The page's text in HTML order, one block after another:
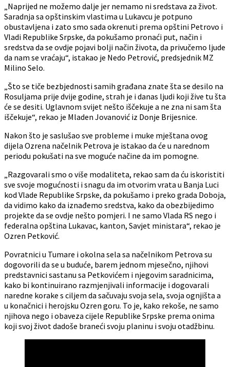
„Naprijed ne možemo dalje jer nemamo ni sredstava za život.
Saradnja sa opštinskim vlastima u Lukavcu je potpuno
obustavljena i zato smo sada okrenuti prema opštini Petrovo i
Vladi Republike Srpske, da pokušamo pronaći put, način i
sredstva da se ovdje pojavi bolji način života, da privučemo ljude
da nam se vraćaju“, istakao je Nedo Petrović, predsjednik MZ
Milino Selo.
„Što se tiče bezbjednosti samih građana znate šta se desilo na
Rosuljama prije dvije godine, strah je i danas ljudi koji žive tu šta
će se desiti. Uglavnom svijet nešto iščekuje a ne zna ni sam šta
iščekuje“, rekao je Mladen Jovanović iz Donje Brijesnice.
Nakon što je saslušao sve probleme i muke mještana ovog
dijela Ozrena načelnik Petrova je istakao da će u narednom
periodu pokušati na sve moguće načine da im pomogne.
„Razgovarali smo o više modaliteta, rekao sam da ću iskoristiti
sve svoje mogućnosti i snagu da im otvorim vrata u Banja Luci
kod Vlade Republike Srpske, da pokušamo i preko grada Doboja,
da vidimo kako da iznađemo sredstva, kako da obezbijedimo
projekte da se ovdje nešto pomjeri. I ne samo Vlada RS nego i
federalna opština Lukavac, kanton, Savjet ministara“, rekao je
Ozren Petković.
Povratnici u Tumare i okolna sela sa načelnikom Petrova su
dogovorili da se u buduće, barem jednom mjesečno, njihovi
predstavnici sastanu sa Petkovićem i njegovim saradnicima,
kako bi kontinuirano razmjenjivali informacije i dogovarali
naredne korake s ciljem da sačuvaju svoja sela, svoja ognjišta a
u konačnici i herojsku Ozren goru. To je, kako rekoše, ne samo
njihova nego i obaveza cijele Republike Srpske prema onima
koji svoj život dadoše braneći svoju planinu i svoju otadžbinu.